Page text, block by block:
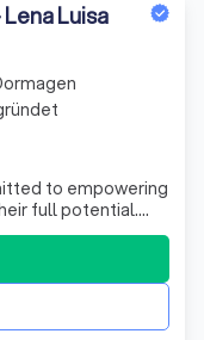
Luisa
to empowering
full potential.
of the
each client
coaching